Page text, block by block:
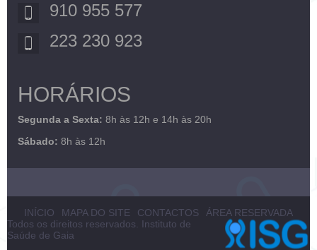
910 955 577
223 230 923
HORÁRIOS
Segunda a Sexta: 8h às 12h e 14h às 20h
Sábado: 8h às 12h
INÍCIO MAPA DO SITE CONTACTOS
ÁREA RESERVADA
Todos os direitos reservados. Instituto de
Saúde de Gaia